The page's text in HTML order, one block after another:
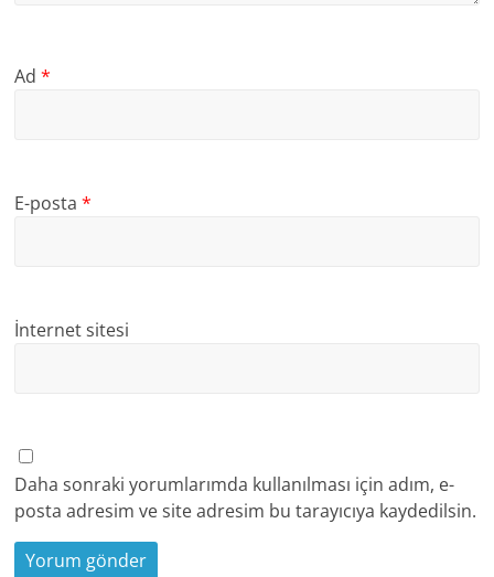
Ad*
E-posta*
İnternet sitesi
Daha sonraki yorumlarımda kullanılması için adım, e-
posta adresim ve site adresim bu tarayıcıya kaydedilsin.